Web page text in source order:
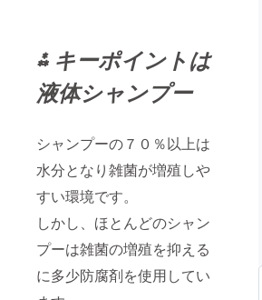
⁂ キーポイントは
液体シャンプー
シャンプーの７０％以上は
水分となり雑菌が増殖しや
すい環境です。
しかし、ほとんどのシャン
プーは雑菌の増殖を抑える
に多少防腐剤を使用してい